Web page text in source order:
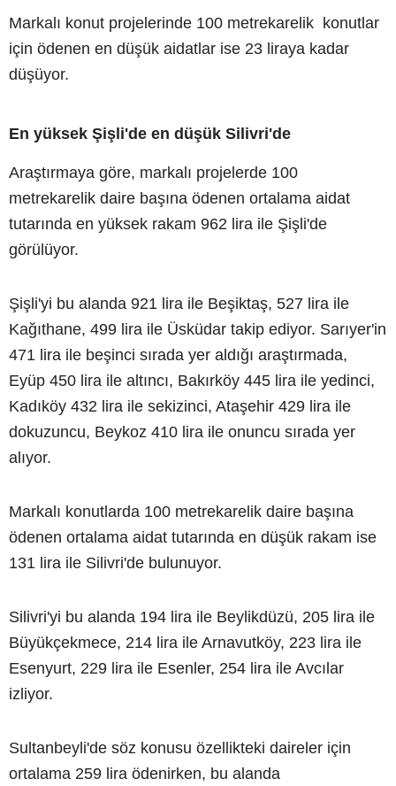
Markalı konut projelerinde 100 metrekarelik konutlar
için ödenen en düşük aidatlar ise 23 liraya kadar
düşüyor.
En yüksek Şişli'de en düşük Silivri'de
Araştırmaya göre, markalı projelerde 100
metrekarelik daire başına ödenen ortalama aidat
tutarında en yüksek rakam 962 lira ile Şişli'de
görülüyor.
Şişli'yi bu alanda 921 lira ile Beşiktaş, 527 lira ile
Kağıthane, 499 lira ile Üsküdar takip ediyor. Sarıyer'in
471 lira ile beşinci sırada yer aldığı araştırmada,
Eyüp 450 lira ile altıncı, Bakırköy 445 lira ile yedinci,
Kadıköy 432 lira ile sekizinci, Ataşehir 429 lira ile
dokuzuncu, Beykoz 410 lira ile onuncu sırada yer
alıyor.
Markalı konutlarda 100 metrekarelik daire başına
ödenen ortalama aidat tutarında en düşük rakam ise
131 lira ile Silivri'de bulunuyor.
Silivri'yi bu alanda 194 lira ile Beylikdüzü, 205 lira ile
Büyükçekmece, 214 lira ile Arnavutköy, 223 lira ile
Esenyurt, 229 lira ile Esenler, 254 lira ile Avcılar
izliyor.
Sultanbeyli'de söz konusu özellikteki daireler için
ortalama 259 lira ödenirken, bu alanda